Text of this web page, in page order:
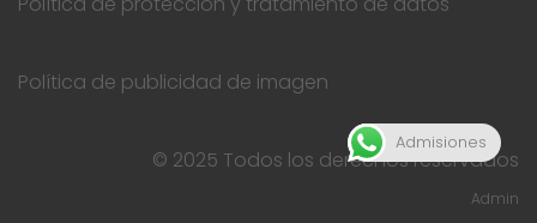
Política de publicidad de imagen
© 2025 Todos los derechos reservados
Admin
Admisiones